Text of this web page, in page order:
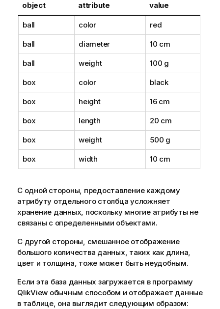
object attribute value
ball color red
ball diameter 10 cm
ball weight 100 g
box color black
box height 16 cm
box length 20 cm
box weight 500 g
box width 10 cm
С одной стороны, предоставление каждому
атрибуту отдельного столбца усложняет
хранение данных, поскольку многие атрибуты не
связаны с определенными объектами.
С другой стороны, смешанное отображение
большого количества данных, таких как длина,
цвет и толщина, тоже может быть неудобным.
Если эта база данных загружается в программу
QlikView обычным способом и отображает данные
в таблице, она выглядит следующим образом: